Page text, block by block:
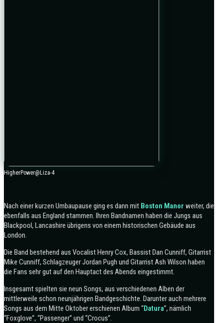
HigherPower@Liza-4
Nach einer kurzen Umbaupause ging es dann mit Boston Manor weiter, die
ebenfalls aus England stammen. Ihren Bandnamen haben die Jungs aus
Blackpool, Lancashire übrigens von einem historischen Gebäude aus
London.
Die Band bestehend aus Vocalist Henry Cox, Bassist Dan Cunniff, Gitarrist
Mike Cunniff, Schlagzeuger Jordan Pugh und Gitarrist Ash Wilson haben
die Fans sehr gut auf den Hauptact des Abends eingestimmt.
Insgesamt spielten sie neun Songs, aus verschiedenen Alben der
mittlerweile schon neunjährigen Bandgeschichte. Darunter auch mehrere
Songs aus dem Mitte Oktober erschienen Album “Datura”, nämlich
“Foxglove”, “Passenger” und “Crocus”.